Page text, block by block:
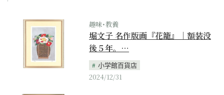
趣味･教養
堀文子 名作版画『花籠』｜額装没
後５年。…
小学館百貨店
2024/12/31